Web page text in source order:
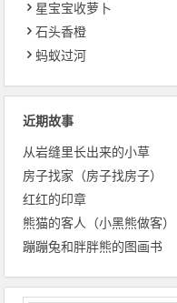
星宝宝收萝卜
石头香橙
蚂蚁过河
近期故事
从岩缝里长出来的小草
房子找家（房子找房子）
红红的印章
熊猫的客人（小黑熊做客）
蹦蹦兔和胖胖熊的图画书